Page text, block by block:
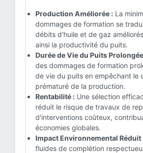
Production Améliorée : La
dommages de formation se
débits d'huile et de gaz
ainsi la productivité du puits.
Durée de Vie du Puits
des dommages de formation
de vie du puits en empêchant le
prématuré de la production.
Rentabilité : Une sélection
réduit le risque de travaux de
d'interventions coûteux,
économies globales.
Impact Environnemental Réduit
fluides de complétion